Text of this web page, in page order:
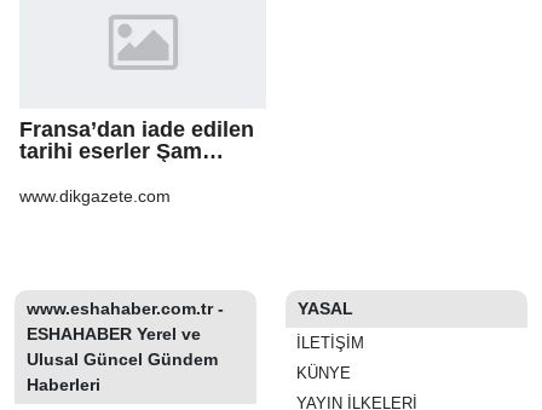
Fransa’dan iade edilen
tarihi eserler Şam
www.dikgazete.com
www.eshahaber.com.tr -
ESHAHABER Yerel ve
Ulusal Güncel Gündem
Haberleri
YASAL
İLETIŞIM
KÜNYE
YAYIN İLKELERI